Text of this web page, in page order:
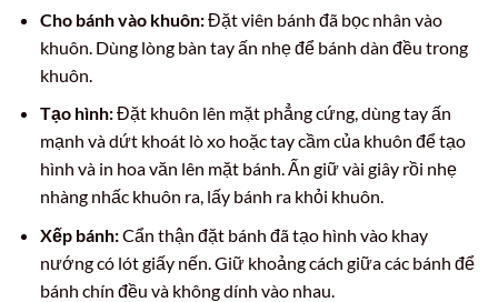
Cho bánh vào khuôn:Đặt viên bánh đã bọc nhân vào
khuôn. Dùng lòng bàn tay ấn nhẹ để bánh dàn đều trong
khuôn.
Tạo hình:Đặt khuôn lên mặt phẳng cứng, dùng tay ấn
mạnh và dứt khoát lò xo hoặc tay cầm của khuôn để tạo
hình và in hoa văn lên mặt bánh. Ấn giữ vài giây rồi nhẹ
nhàng nhấc khuôn ra, lấy bánh ra khỏi khuôn.
Xếp bánh:Cẩn thận đặt bánh đã tạo hình vào khay
nướng có lót giấy nến. Giữ khoảng cách giữa các bánh để
bánh chín đều và không dính vào nhau.